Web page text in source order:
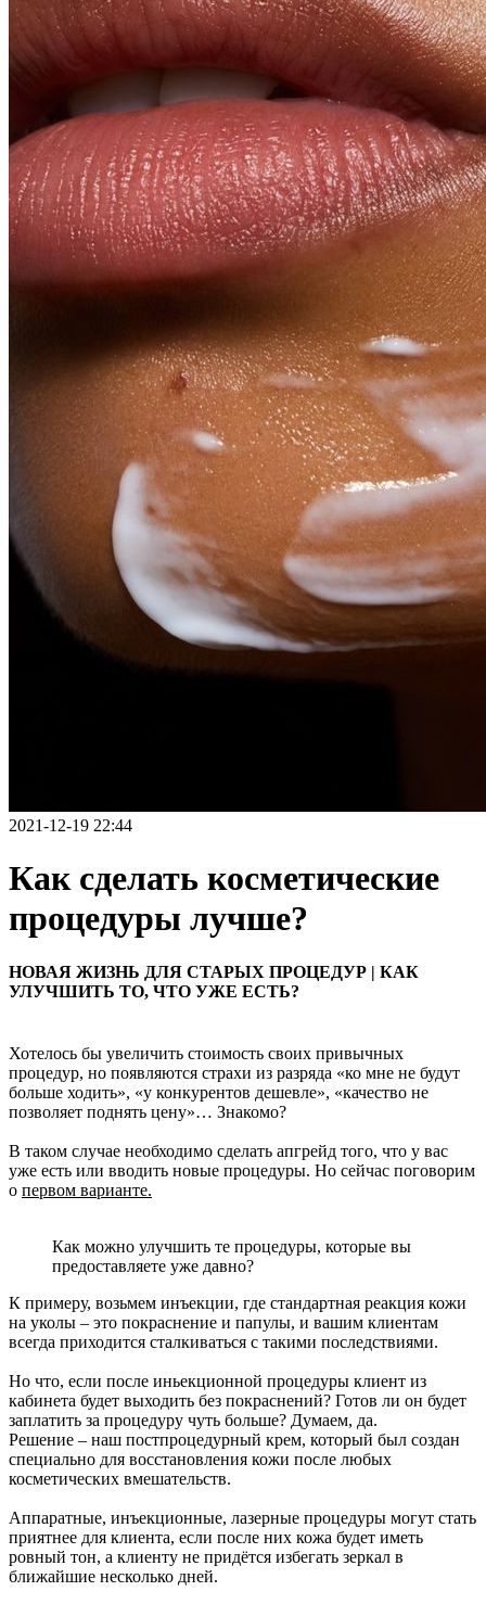
2021-12-19 22:44
Как сделать косметические
процедуры лучше?
НОВАЯ ЖИЗНЬ ДЛЯ СТАРЫХ ПРОЦЕДУР | КАК
УЛУЧШИТЬ ТО, ЧТО УЖЕ ЕСТЬ?
Хотелось бы увеличить стоимость своих привычных
процедур, но появляются страхи из разряда «ко мне не будут
больше ходить», «у конкурентов дешевле», «качество не
позволяет поднять цену»… Знакомо?
В таком случае необходимо сделать апгрейд того, что у вас
уже есть или вводить новые процедуры. Но сейчас поговорим
о первом варианте.
Как можно улучшить те процедуры, которые вы
предоставляете уже давно?
К примеру, возьмем инъекции, где стандартная реакция кожи
на уколы – это покраснение и папулы, и вашим клиентам
всегда приходится сталкиваться с такими последствиями.
Но что, если после иньекционной процедуры клиент из
кабинета будет выходить без покраснений? Готов ли он будет
заплатить за процедуру чуть больше? Думаем, да.
Решение – наш постпроцедурный крем, который был создан
специально для восстановления кожи после любых
косметических вмешательств.
Аппаратные, инъекционные, лазерные процедуры могут стать
приятнее для клиента, если после них кожа будет иметь
ровный тон, а клиенту не придётся избегать зеркал в
ближайшие несколько дней.